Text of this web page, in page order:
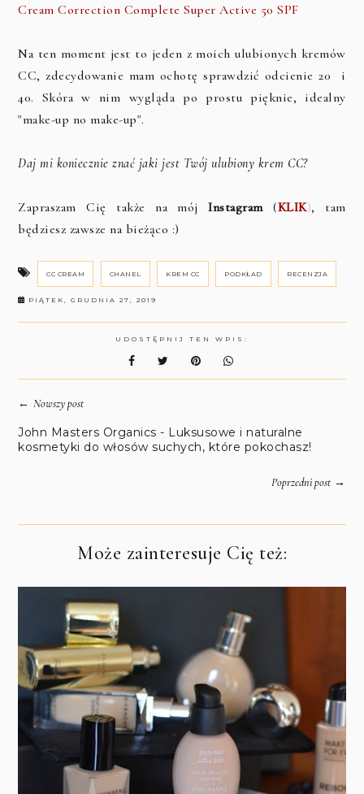
Cream Correction Complete Super Active 50 SPF
Na ten moment jest to jeden z moich ulubionych kremów
CC, zdecydowanie mam ochotę sprawdzić odcienie 20 i
40. Skóra w nim wygląda po prostu pięknie, idealny
"make-up no make-up".
Daj mi koniecznie znać jaki jest Twój ulubiony krem CC?
Zapraszam Cię także na mójInstagram(KLIK), tam
będziesz zawsze na bieżąco :)
CC CREAM CHANEL KREM CC PODKŁAD RECENZJA
PIĄTEK, GRUDNIA 27, 2019
UDOSTĘPNIJ TEN WPIS:
← Nowszy post
John Masters Organics - Luksusowe i naturalne
kosmetyki do włosów suchych, które pokochasz!
Poprzedni post→
Może zainteresuje Cię też: